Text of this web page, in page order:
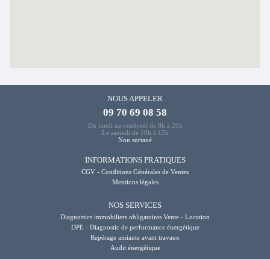
NOUS APPELER
09 70 69 08 58
Du lundi au vendredi de 8h à 20h
Le samedi de 10h à 15h
Non surtaxé
INFORMATIONS PRATIQUES
CGV - Conditions Générales de Ventes
Mentions légales
NOS SERVICES
Diagnostics immobiliers obligatoires Vente - Location
DPE - Diagnostic de performance énergétique
Repérage amiante avant travaux
Audit énergétique